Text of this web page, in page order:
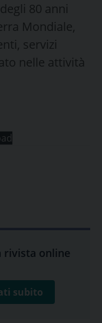
80 anni
Mondiale,
servizi
nelle attività
rivista online
subito